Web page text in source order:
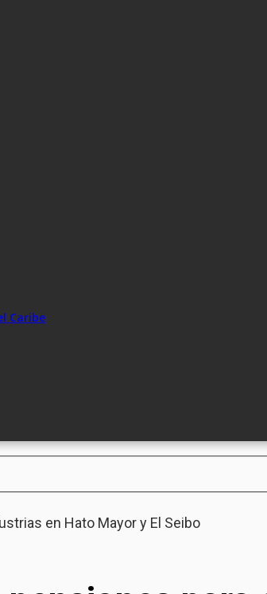
Caribe
en Hato Mayor y El Seibo